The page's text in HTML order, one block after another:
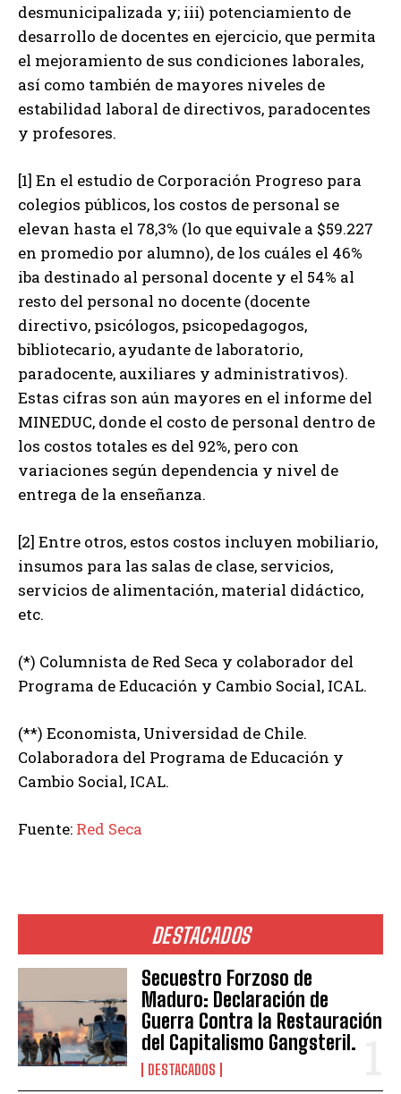
DESTACADOS
Secuestro Forzoso de
Maduro: Declaración de
Guerra Contra la Restauración
del Capitalismo Gangsteril.
DESTACADOS
desmunicipalizada y; iii) potenciamiento de
desarrollo de docentes en ejercicio, que permita
el mejoramiento de sus condiciones laborales,
así como también de mayores niveles de
estabilidad laboral de directivos, paradocentes
y profesores.
[1] En el estudio de Corporación Progreso para
colegios públicos, los costos de personal se
elevan hasta el 78,3% (lo que equivale a $59.227
en promedio por alumno), de los cuáles el 46%
iba destinado al personal docente y el 54% al
resto del personal no docente (docente
directivo, psicólogos, psicopedagogos,
bibliotecario, ayudante de laboratorio,
paradocente, auxiliares y administrativos).
Estas cifras son aún mayores en el informe del
MINEDUC, donde el costo de personal dentro de
los costos totales es del 92%, pero con
variaciones según dependencia y nivel de
entrega de la enseñanza.
[2] Entre otros, estos costos incluyen mobiliario,
insumos para las salas de clase, servicios,
servicios de alimentación, material didáctico,
etc.
(*) Columnista de Red Seca y colaborador del
Programa de Educación y Cambio Social, ICAL.
(**) Economista, Universidad de Chile.
Colaboradora del Programa de Educación y
Cambio Social, ICAL.
Fuente: Red Seca